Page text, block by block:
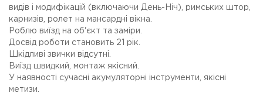
видів і модифікацій (включаючи День-Ніч), римських штор,
карнизів, ролет на мансардні вікна.
Роблю виїзд на об'єкт та заміри.
Досвід роботи становить 21 рік.
Шкідливі звички відсутні.
Виїзд швидкий, монтаж якісний.
У наявності сучасні акумуляторні інструменти, якісні
метизи.